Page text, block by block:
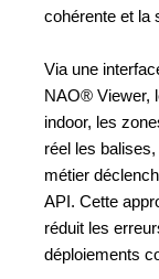
cohérente et la
Via une
NAO® Viewer,
indoor, les
réel les
métier
API. Cette
réduit les
déploiements